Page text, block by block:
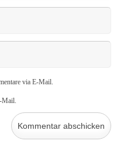
via E-Mail.
Mail.